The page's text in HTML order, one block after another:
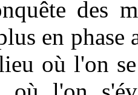
des
en phase
où l'on